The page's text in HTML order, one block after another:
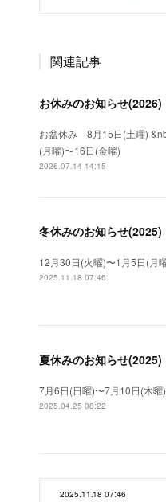
関連記事
お休みのお知らせ(2026)
お盆休み 8月15日(土曜)
(月曜)〜16日(金曜)
2026.07.14 14:15
冬休みのお知らせ(2025)
12月30日(火曜)〜1月5日(月
2025.11.18 07:46
夏休みのお知らせ(2025)
7月6日(日曜)〜7月10日(木曜
2025.04.25 08:22
2025.11.18 07:46